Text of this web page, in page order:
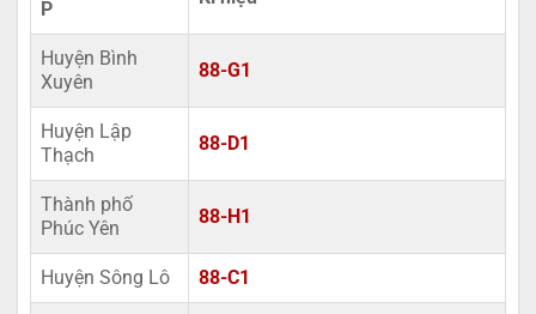
P
Huyện Bình
Xuyên
88-G1
Huyện Lập
Thạch
88-D1
Thành phố
Phúc Yên
88-H1
Huyện Sông Lô 88-C1